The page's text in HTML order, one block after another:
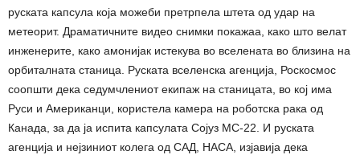
руската капсула која можеби претрпела штета од удар на
метеорит. Драматичните видео снимки покажаа, како што велат
инженерите, како амонијак истекува во вселената во близина на
орбиталната станица. Руската вселенска агенција, Роскосмос
соопшти дека седумчлениот екипаж на станицата, во кој има
Руси и Американци, користела камера на роботска рака од
Канада, за да ја испита капсулата Сојуз МС-22. И руската
агенција и нејзиниот колега од САД, НАСА, изјавија дека